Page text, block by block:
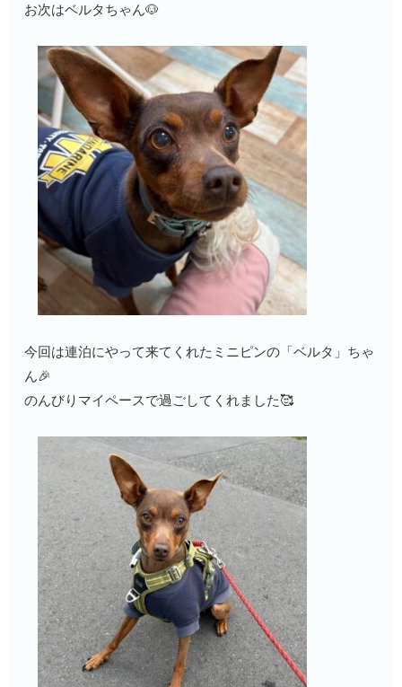
お次はベルタちゃん🐶
今回は連泊にやって来てくれたミニピンの「ベルタ」ちゃ
ん🎉
のんびりマイペースで過ごしてくれました🥰